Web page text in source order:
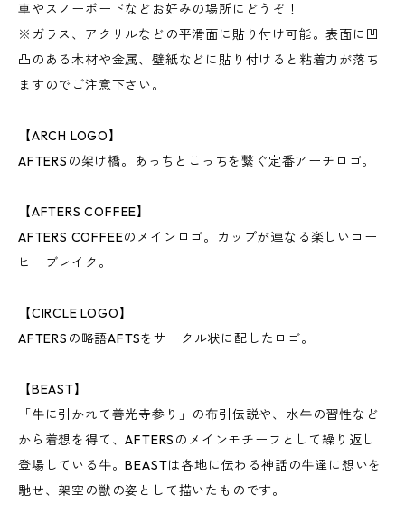
車やスノーボードなどお好みの場所にどうぞ！
※ガラス、アクリルなどの平滑面に貼り付け可能。表面に凹
凸のある木材や金属、壁紙などに貼り付けると粘着力が落ち
ますのでご注意下さい。
【ARCH LOGO】
AFTERSの架け橋。あっちとこっちを繋ぐ定番アーチロゴ。
【AFTERS COFFEE】
AFTERS COFFEEのメインロゴ。カップが連なる楽しいコー
ヒーブレイク。
【CIRCLE LOGO】
AFTERSの略語AFTSをサークル状に配したロゴ。
【BEAST】
「牛に引かれて善光寺参り」の布引伝説や、水牛の習性など
から着想を得て、AFTERSのメインモチーフとして繰り返し
登場している牛。BEASTは各地に伝わる神話の牛達に想いを
馳せ、架空の獣の姿として描いたものです。